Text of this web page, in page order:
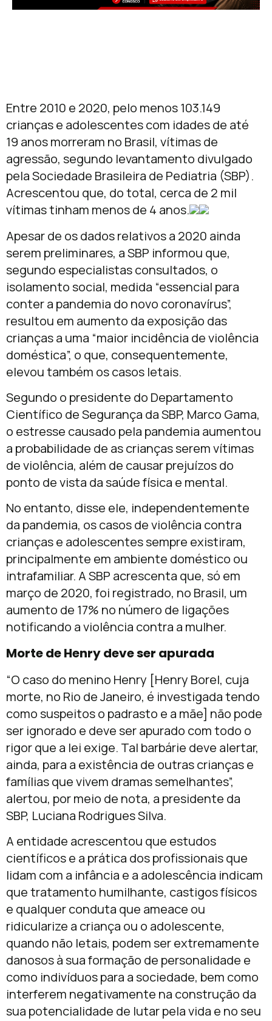
Entre 2010 e 2020, pelo menos 103.149
crianças e adolescentes com idades de até
19 anos morreram no Brasil, vítimas de
agressão, segundo levantamento divulgado
pela Sociedade Brasileira de Pediatria (SBP).
Acrescentou que, do total, cerca de 2 mil
vítimas tinham menos de 4 anos.
Apesar de os dados relativos a 2020 ainda
serem preliminares, a SBP informou que,
segundo especialistas consultados, o
isolamento social, medida “essencial para
conter a pandemia do novo coronavírus”,
resultou em aumento da exposição das
crianças a uma “maior incidência de violência
doméstica”, o que, consequentemente,
elevou também os casos letais.
Segundo o presidente do Departamento
Científico de Segurança da SBP, Marco Gama,
o estresse causado pela pandemia aumentou
a probabilidade de as crianças serem vítimas
de violência, além de causar prejuízos do
ponto de vista da saúde física e mental.
No entanto, disse ele, independentemente
da pandemia, os casos de violência contra
crianças e adolescentes sempre existiram,
principalmente em ambiente doméstico ou
intrafamiliar. A SBP acrescenta que, só em
março de 2020, foi registrado, no Brasil, um
aumento de 17% no número de ligações
notificando a violência contra a mulher.
Morte de Henry deve ser apurada
“O caso do menino Henry [Henry Borel, cuja
morte, no Rio de Janeiro, é investigada tendo
como suspeitos o padrasto e a mãe] não pode
ser ignorado e deve ser apurado com todo o
rigor que a lei exige. Tal barbárie deve alertar,
ainda, para a existência de outras crianças e
famílias que vivem dramas semelhantes”,
alertou, por meio de nota, a presidente da
SBP, Luciana Rodrigues Silva.
A entidade acrescentou que estudos
científicos e a prática dos profissionais que
lidam com a infância e a adolescência indicam
que tratamento humilhante, castigos físicos
e qualquer conduta que ameace ou
ridicularize a criança ou o adolescente,
quando não letais, podem ser extremamente
danosos à sua formação de personalidade e
como indivíduos para a sociedade, bem como
interferem negativamente na construção da
sua potencialidade de lutar pela vida e no seu